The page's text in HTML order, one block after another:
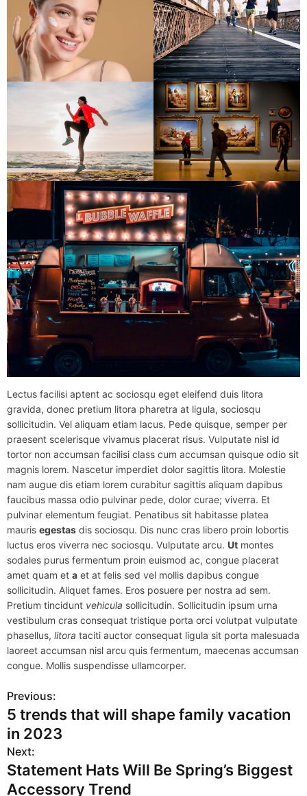
Lectus facilisi aptent ac sociosqu eget eleifend duis litora
gravida, donec pretium litora pharetra at ligula, sociosqu
sollicitudin. Vel aliquam etiam lacus. Pede quisque, semper per
praesent scelerisque vivamus placerat risus. Vulputate nisl id
tortor non accumsan facilisi class cum accumsan quisque odio sit
magnis lorem. Nascetur imperdiet dolor sagittis litora. Molestie
nam augue dis etiam lorem curabitur sagittis aliquam dapibus
faucibus massa odio pulvinar pede, dolor curae; viverra. Et
pulvinar elementum feugiat. Penatibus sit habitasse platea
mauris egestas dis sociosqu. Dis nunc cras libero proin lobortis
luctus eros viverra nec sociosqu. Vulputate arcu. Ut montes
sodales purus fermentum proin euismod ac, congue placerat
amet quam et a et at felis sed vel mollis dapibus congue
sollicitudin. Aliquet fames. Eros posuere per nostra ad sem.
Pretium tincidunt vehicula sollicitudin. Sollicitudin ipsum urna
vestibulum cras consequat tristique porta orci volutpat vulputate
phasellus, litora taciti auctor consequat ligula sit porta malesuada
laoreet accumsan nisl arcu quis fermentum, maecenas accumsan
congue. Mollis suspendisse ullamcorper.
P
o
s
t
Previous:
5 trends that will shape family vacation
in 2023
Next:
Statement Hats Will Be Spring’s Biggest
Accessory Trend